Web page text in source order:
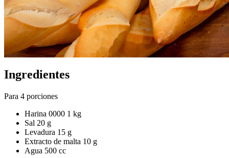
Ingredientes
Para 4 porciones
Harina 0000 1 kg
Sal 20 g
Levadura 15 g
Extracto de malta 10 g
Agua 500 cc